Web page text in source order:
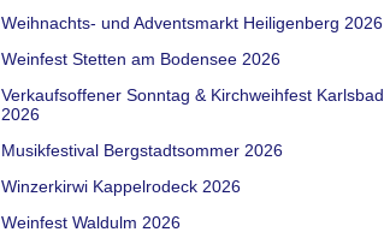
Weihnachts- und Adventsmarkt Heiligenberg 2026
Weinfest Stetten am Bodensee 2026
Verkaufsoffener Sonntag & Kirchweihfest Karlsbad
2026
Musikfestival Bergstadtsommer 2026
Winzerkirwi Kappelrodeck 2026
Weinfest Waldulm 2026